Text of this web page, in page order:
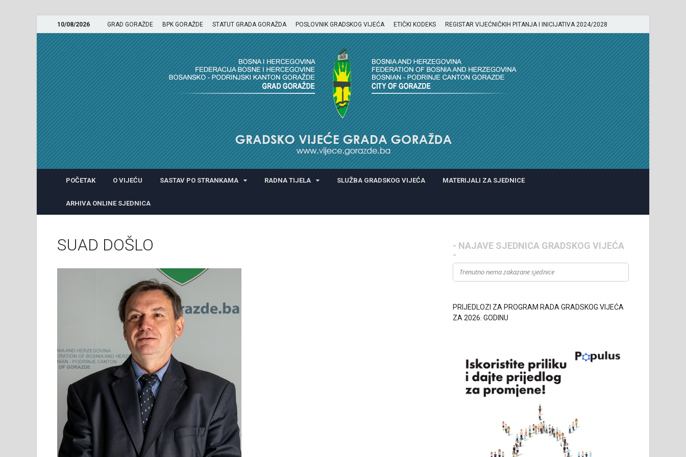
10/08/2026 GRAD GORAŽDE BPK GORAŽDE STATUT GRADA GORAŽDA POSLOVNIK GRADSKOG VIJEĆA ETIČKI KODEKS REGISTAR VIJEĆNIČKIH PITANJA I INICIJATIVA 2024/2028
GRADSKO VIJEĆE GRADA GORAŽDA
POČETAK O VIJEĆU SASTAV PO STRANKAMA RADNA TIJELA SLUŽBA GRADSKOG VIJEĆA MATERIJALI ZA SJEDNICE
ARHIVA ONLINE SJEDNICA
SUAD DOŠLO
- NAJAVE SJEDNICA GRADSKOG VIJEĆA
-
Trenutno nema zakazane sjednice
PRIJEDLOZI ZA PROGRAM RADA GRADSKOG VIJEĆA
ZA 2026. GODINU